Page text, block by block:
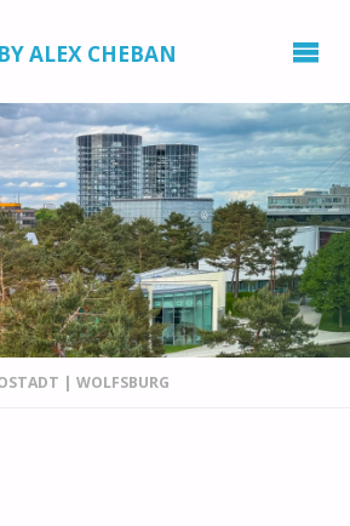
ALEX CHEBAN
| WOLFSBURG